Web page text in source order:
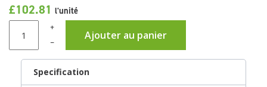
£102.81 l'unité
+
Ajouter au panier
–
Specification